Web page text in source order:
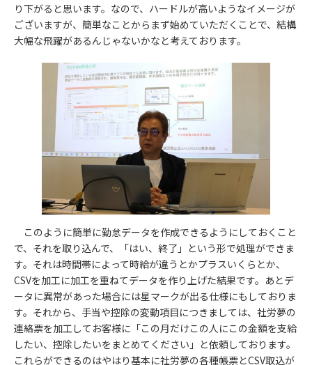
り下がると思います。なので、ハードルが高いようなイメージが
ございますが、簡単なことからまず始めていただくことで、結構
大幅な飛躍があるんじゃないかなと考えております。
このように簡単に勤怠データを作成できるようにしておくこと
で、それを取り込んで、「はい、終了」という形で処理ができま
す。それは時間帯によって時給が違うとかプラスいくらとか、
CSVを加工に加工を重ねてデータを作り上げた結果です。あとデ
ータに異常があった場合には星マークが出る仕様にもしておりま
す。それから、手当や控除の変動項目につきましては、社労夢の
連絡票を加工してお客様に「この月だけこの人にこの金額を支給
したい、控除したいをまとめてください」と依頼しております。
これらができるのはやはり基本に社労夢の各種帳票とCSV取込が